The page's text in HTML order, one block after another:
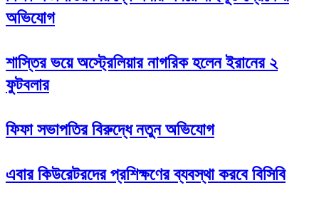
অভিযোগ
শাস্তির ভয়ে অস্ট্রেলিয়ার নাগরিক হলেন ইরানের ২
ফুটবলার
ফিফা সভাপতির বিরুদ্ধে নতুন অভিযোগ
এবার কিউরেটরদের প্রশিক্ষণের ব্যবস্থা করবে বিসিবি